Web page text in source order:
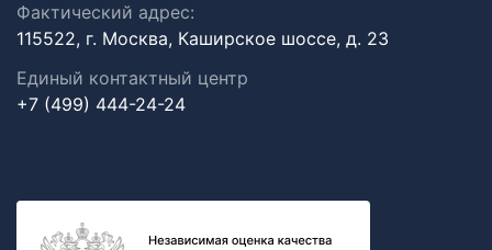
Фактический адрес:
115522, г. Москва, Каширское шоссе, д. 23
Единый контактный центр
+7 (499) 444-24-24